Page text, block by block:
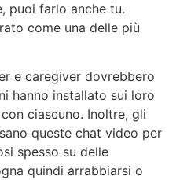
puoi farlo anche tu.
come una delle più
e caregiver dovrebbero
hanno installato sui loro
ciascuno. Inoltre, gli
queste chat video per
spesso su delle
quindi arrabbiarsi o